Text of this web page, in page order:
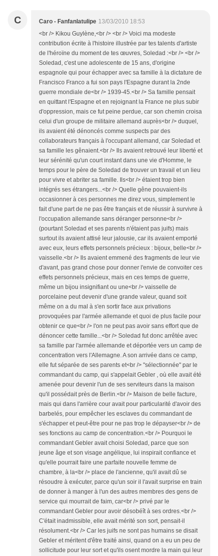
C Caro - Fanfanlatulipe 13/03/2010 18:53
<br /> Kikou Guylène,<br /> <br /> Voici ma modeste
contribution écrite à l'histoire illustrée par tes talents d'artiste
de l'héroïne du moment de tes œuvres, Soledad :<br /> <br />
Soledad, c'est une adolescente de 15 ans, d'origine
espagnole qui pour échapper avec sa famille à la dictature de
Francisco Franco a fui son pays l'Espagne durant la 2nde
guerre mondiale de<br /> 1939-45.<br /> Sa famille pensait
en quittant l'Espagne et en rejoignant la France ne plus subir
d'oppression, mais ce fut peine perdue, car son chemin croisa
celui d'un groupe de militaire allemand auprès<br /> duquel,
ils avaient été dénoncés comme suspects par des
collaborateurs français à l'occupant allemand, car Soledad et
sa famille les gênaient.<br /> Ils avaient retrouvé leur liberté et
leur sérénité qu'un court instant dans une vie d'Homme, le
temps pour le père de Soledad de trouver un travail et un lieu
pour vivre et abriter sa famille. Ils<br /> étaient trop bien
intégrés ses étrangers...<br /> Quelle gêne pouvaient-ils
occasionner à ces personnes me direz vous, simplement le
fait d'une part de ne pas être français et de réussir à survivre à
l'occupation allemande sans déranger personne<br />
(pourtant Soledad et ses parents n'étaient pas juifs) mais
surtout ils avaient attisé leur jalousie, car ils avaient emporté
avec eux, leurs effets personnels précieux : bijoux, belle<br />
vaisselle.<br /> Ils avaient emmené des fragments de leur vie
d'avant, pas grand chose pour donner l'envie de convoiter ces
effets personnels précieux, mais en ces temps de guerre,
même un bijou insignifiant ou une<br /> vaisselle de
porcelaine peut devenir d'une grande valeur, quand soit
même on a du mal à s'en sortir face aux privations
provoquées par l'armée allemande et quoi de plus facile pour
obtenir ce que<br /> l'on ne peut pas avoir sans effort que de
dénoncer cette famille...<br /> Soledad fut donc arrêtée avec
sa famille par l'armée allemande et déportée vers un camp de
concentration vers l'Allemagne. A son arrivée dans ce camp,
elle fut séparée de ses parents et<br /> "sélectionnée" par le
commandant du camp, qui s'appelait Gebler , où elle avait été
amenée pour devenir l'un de ses serviteurs dans la maison
qu'il possédait près de Berlin.<br /> Maison de belle facture,
mais qui dans l'arrière cour avait pour particularité d'avoir des
barbelés, pour empêcher les esclaves du commandant de
s'échapper et peut-être pour ne pas trop le dépayser<br /> de
ses fonctions au camp de concentration.<br /> Pourquoi le
commandant Gebler avait choisi Soledad, parce que son
jeune âge et son visage angélique, lui inspirait confiance et
qu'elle pourrait faire une parfaite nouvelle femme de
chambre, à la<br /> place de l'ancienne, qu'il avait dû se
résoudre à exécuter, parce qu'un soir il l'avait surprise en train
de donner à manger à l'un des autres membres des gens de
service qui mourrait de faim, car<br /> privé par le
commandant Gebler pour avoir désobéît à ses ordres.<br />
C'était inadmissible, elle avait mérité son sort, pensait-il
résolument.<br /> Car les juifs ne sont pas humains se disait
Gebler et méritent d'être traité ainsi, quand on a eu un peu de
sollicitude pour leur sort et qu'ils osent mordre la main qui leur